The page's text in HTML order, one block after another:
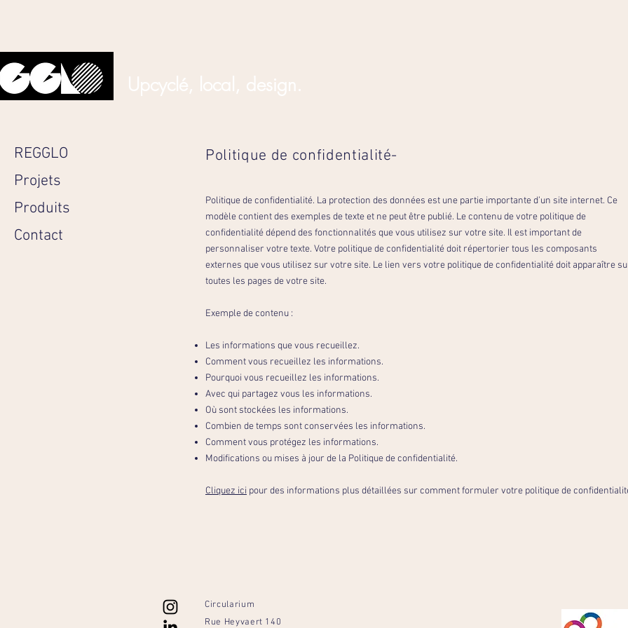
REGGLO
Projets
Produits
Contact
Upcyclé, local, design.
Politique de confidentialité-
Politique de confidentialité. La protection des données est une partie importante d’un site internet. Ce
modèle contient des exemples de texte et ne peut être publié. Le contenu de votre politique de
confidentialité dépend des fonctionnalités que vous utilisez sur votre site. Il est important de
personnaliser votre texte. Votre politique de confidentialité doit répertorier tous les composants
externes que vous utilisez sur votre site. Le lien vers votre politique de confidentialité doit apparaître
toutes les pages de votre site.
Exemple de contenu :
Les informations que vous recueillez.
Comment vous recueillez les informations.
Pourquoi vous recueillez les informations.
Avec qui partagez vous les informations.
Où sont stockées les informations.
Combien de temps sont conservées les informations.
Comment vous protégez les informations.
Modifications ou mises à jour de la Politique de confidentialité.
Cliquez ici pour des informations plus détaillées sur comment formuler votre politique de
Circularium
Rue Heyvaert 140